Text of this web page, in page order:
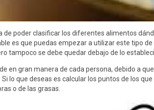
de poder clasificar los diferentes alimentos
es que puedas empezar a utilizar este tipo
tampoco se debe quedar debajo de lo
en gran manera de cada persona, debido a
lo que deseas es calcular los puntos de los
o de las grasas.